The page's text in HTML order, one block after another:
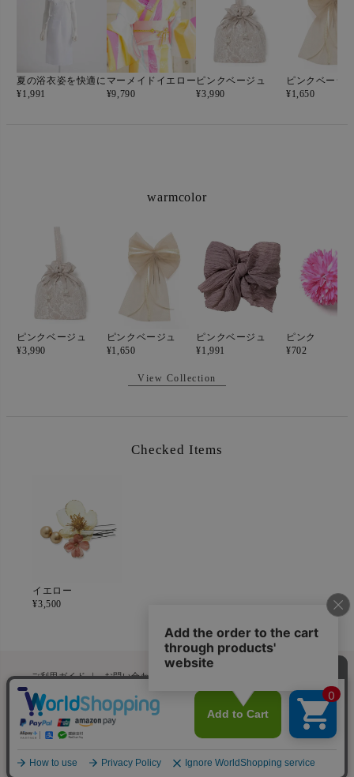
夏の浴衣姿を快適に
¥1,991
マーメイドイエロー
¥9,790
ピンクベージュ
¥3,990
ピンクベージ
¥1,650
warmcolor
ピンクベージュ
¥3,990
ピンクベージュ
¥1,650
ピンクベージュ
¥1,991
ピンク
¥702
View Collection
Checked Items
イエロー
¥3,500
ジト
ップ
へ
ご利用ガイド ｜ お問い合わせフォーム
特定商取引法に基づく表記 ｜ 会社概要
© P・B・I CO.,LTD. Dita